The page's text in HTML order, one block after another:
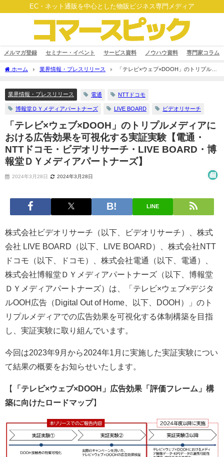
EC・ネット通販を中心とした物販ビジネス専門メディア
メルマガ登録 セミナー・イベント サービス資料 ノウハウ資料 専門家コラム
ホーム 業界情報・プレスリリース
「テレビ×ウェブ×DOOH」のトリプルメ
業界情報・プレスリリース
電通 NTTドコモ
博報堂ＤＹメディアパートナーズ LIVE BOARD ビデオリサーチ
「テレビ×ウェブ×DOOH」のトリプルメディアに
おける広告効果を可視化する実証実験【電通・
NTTドコモ・ビデオリサーチ・LIVE BOARD・博
報堂ＤＹメディアパートナーズ】
2024年3月28日 2024年3月28日
LINE
株式会社ビデオリサーチ（以下、ビデオリサーチ）、株式
会社 LIVE BOARD（以下、LIVE BOARD）、株式会社NTT
ドコモ（以下、ドコモ）、株式会社電通（以下、電通）、
株式会社博報堂ＤＹメディアパートナーズ（以下、博報堂
ＤＹメディアパートナーズ）は、「テレビ×ウェブ×デジタ
ルOOH広告（Digital Out of Home、以下、DOOH）」のト
リプルメディアでの広告効果を可視化する体制構築を目指
し、実証実験に取り組んでいます。
今回は2023年9月から2024年1月に実施した実証実験につい
て結果の概要をお知らせいたします。
【
「テレビ×ウェブ×DOOH」広告効果「評価フレーム」構
築に向けたロードマップ】